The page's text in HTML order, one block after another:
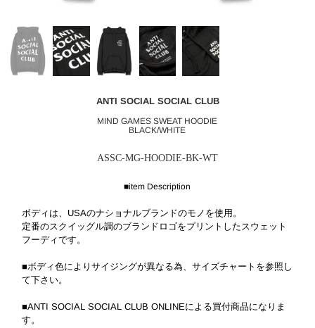
ANTI SOCIAL SOCIAL CLUB
MIND GAMES SWEAT HOODIE
BLACK/WHITE
ASSC-MG-HOODIE-BK-WT
■item Description
ボディは、USAのナショナルブランドのモノを使用。
定番のスクイッグル調のブランドロゴをプリントしたスウェット
フーディです。
■ボディ色によりサイジングが異なる為、サイズチャートを参照し
て下さい。
■ANTI SOCIAL SOCIAL CLUB ONLINEによる買付商品になりま
す。